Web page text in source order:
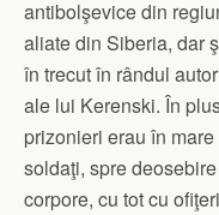
antibolşevice din
aliate din Siberia, dar
în trecut în rândul
ale lui Kerenski. În
prizonieri erau în
soldaţi, spre
corpore, cu tot cu